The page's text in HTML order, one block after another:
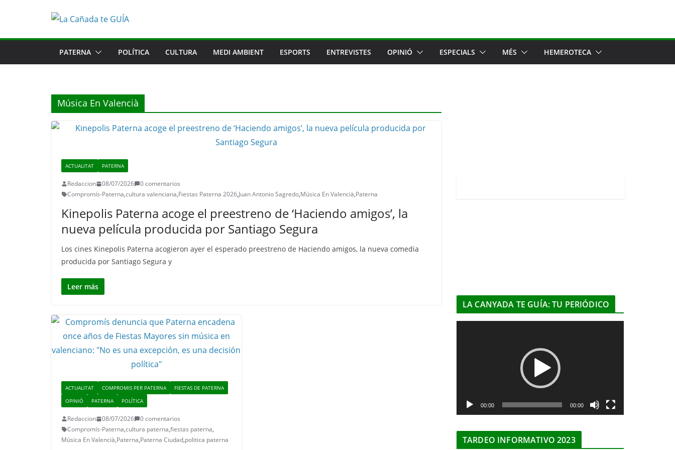
PATERNA POLÍTICA CULTURA MEDI AMBIENT ESPORTS ENTREVISTES OPINIÓ ESPECIALS MÉS HEMEROTECA
Música En Valencià
ACTUALITAT PATERNA
Redaccion 08/07/2026
0 comentarios
Compromís-Paterna,cultura valenciana,Fiestas Paterna 2026,Juan Antonio Sagredo,Música En Valencià,Paterna
Kinepolis Paterna acoge el preestreno de ‘Haciendo amigos’, la
nueva película producida por Santiago Segura
Los cines Kinepolis Paterna acogieron ayer el esperado preestreno de Haciendo amigos, la nueva comedia
producida por Santiago Segura y
Leer más
ACTUALITAT COMPROMIS PER PATERNA
FIESTAS DE PATERNA
OPINIÓ
PATERNA POLÍTICA
Redaccion 08/07/2026
0 comentarios
Compromís-Paterna,cultura paterna,fiestas paterna,
Música En Valencià,Paterna,Paterna Ciudad,politica paterna
LA CANYADA TE GUÍA: TU PERIÓDICO
c
00:00 00:00
TARDEO INFORMATIVO 2023